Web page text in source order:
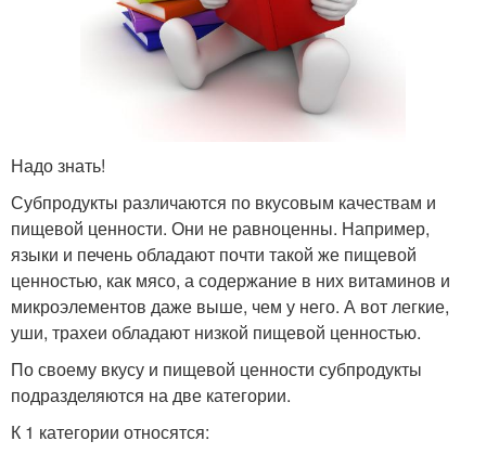
Надо знать!
Субпродукты различаются по вкусовым качествам и
пищевой ценности. Они не равноценны. Например,
языки и печень обладают почти такой же пищевой
ценностью, как мясо, а содержание в них витаминов и
микроэлементов даже выше, чем у него. А вот легкие,
уши, трахеи обладают низкой пищевой ценностью.
По своему вкусу и пищевой ценности субпродукты
подразделяются на две категории.
К 1 категории относятся: